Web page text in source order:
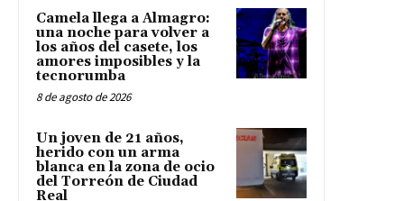
Camela llega a Almagro:
una noche para volver a
los años del casete, los
amores imposibles y la
tecnorumba
8 de agosto de 2026
Un joven de 21 años,
herido con un arma
blanca en la zona de ocio
del Torreón de Ciudad
Real